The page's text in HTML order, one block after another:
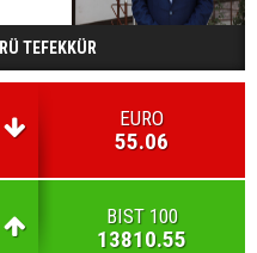
TEFEKKÜR
EURO
55.06
BIST 100
13810.55